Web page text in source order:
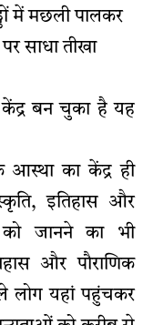
में मछली पालकर
साधा तीखा
केंद्र बन चुका है यह
आस्था का केंद्र ही
इतिहास और
को जानने का भी
और पौराणिक
लोग यहां पहुंचकर